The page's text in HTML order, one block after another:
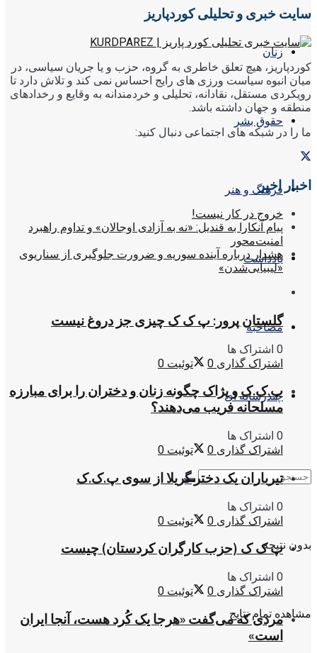
زنان
حقوق بشر
فرهنگ و هنر
یادداشت
مصاحبه
چندرسانه ای
بدون نتیجه
مشاهده تمام نتایج
سایت خبری و تحلیلی کوردپاریز
کوردپاریز، هیچ تعلق خاطری به گروه، حزب و یا جریان سیاسی، در
میان انبوه سیاست ورزی های رایج احساس نمی کند و تلاش دارد تا
رویکردی مستقل، نقادانه، تحلیلی و خردمندانه به وقایع و رخدادهای
منطقه و جهان داشته باشد.
ما را در شبکه های اجتماعی دنبال کنید:
اخبار اخیر
خروج در کار نیست!
پیام آنکارا به قندیل: «نه به آزادی اوجالان» و تداوم راهبرد
امنیت‌محور
هشدار درباره آینده سوریه و ضرورت جلوگیری از سناریوی
«لیبیایی‌شدن»
گلستان پرور: پ ک ک چیزی جز دروغ نیست
0 اشتراک ها
اشتراک گذاری 0 توئیت 0
پ.ک.ک و پژاک چگونه زنان و دختران را برای مبارزه
مسلحانه فریب می‌دهند؟
0 اشتراک ها
اشتراک گذاری 0 توئیت 0
تیرباران یک دختر گریلا از سوی پ.ک.ک
0 اشتراک ها
اشتراک گذاری 0 توئیت 0
پ ک ک (حزب کارگران کردستان) چیست
0 اشتراک ها
اشتراک گذاری 0 توئیت 0
مردی که می‌گفت «هرجا یک کُرد هست، آنجا ایران
است»